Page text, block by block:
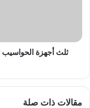
ثلث أجهزة
مقالات ذات صلة